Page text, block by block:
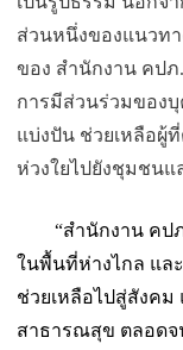
ส่วนหนึ่งของแนวท
ของ สำนักงาน คปภ
การมีส่วนร่วมของ
แบ่งปัน ช่วยเหลือผู้
ห่วงใยไปยังชุมชนแ
“สำนักงาน คปภ.
ในพื้นที่ห่างไกล แล
ช่วยเหลือไปสู่สังค
สาธารณสุข ตลอดจ